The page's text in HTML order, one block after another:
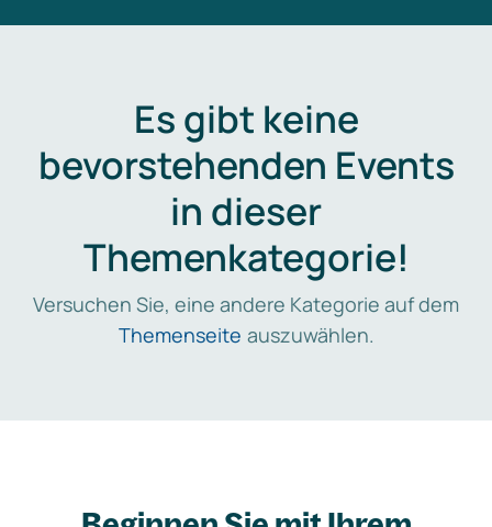
Es gibt keine
bevorstehenden Events
in dieser
Themenkategorie!
Versuchen Sie, eine andere Kategorie auf dem
Themenseite auszuwählen.